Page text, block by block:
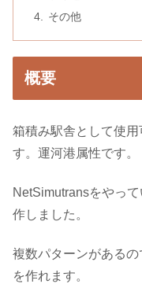
その他
概要
箱積み駅舎として使
す。運河港属性です。
NetSimutransをやっ
作しました。
複数パターンがある
を作れます。